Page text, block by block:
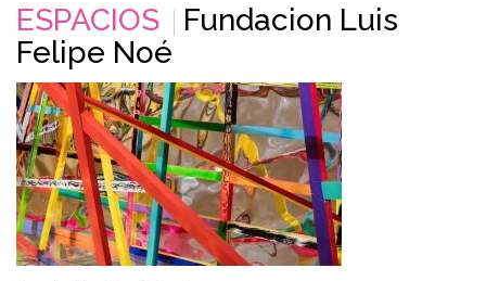
ESPACIOS
Fundacion Luis
Felipe Noé